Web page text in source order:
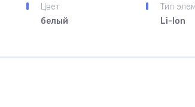
Цвет
белый
Тип
Li-Ion